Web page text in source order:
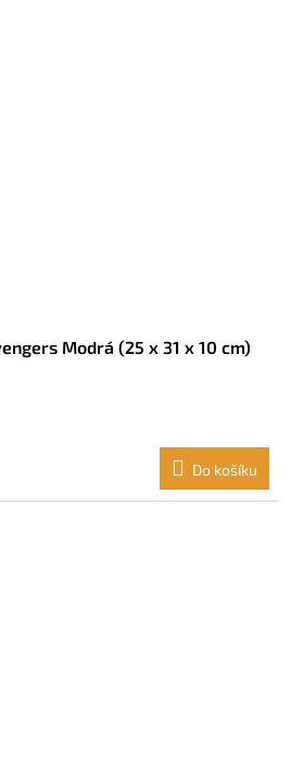
Modrá (25 x 31 x 10 cm)
Do košíku